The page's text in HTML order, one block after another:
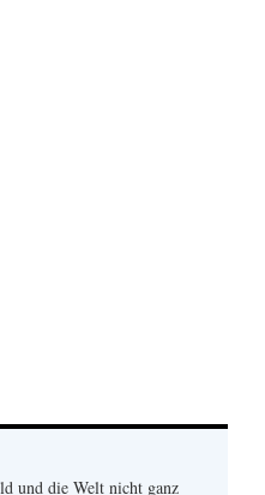
und die Welt nicht ganz